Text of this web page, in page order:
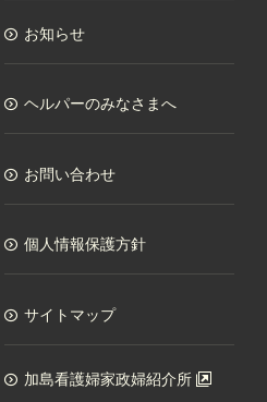
お知らせ
ヘルパーのみなさまへ
お問い合わせ
個人情報保護方針
サイトマップ
加島看護婦家政婦紹介所